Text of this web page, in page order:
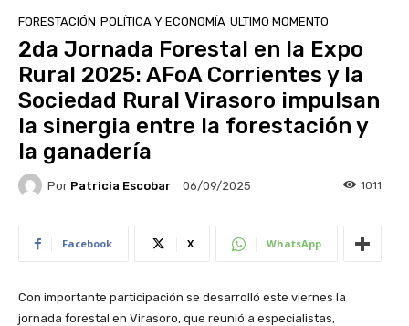
FORESTACIÓN POLÍTICA Y ECONOMÍA ULTIMO MOMENTO
2da Jornada Forestal en la Expo
Rural 2025: AFoA Corrientes y la
Sociedad Rural Virasoro impulsan
la sinergia entre la forestación y
la ganadería
Por Patricia Escobar 06/09/2025 1011
Facebook X WhatsApp
Con importante participación se desarrolló este viernes la
jornada forestal en Virasoro, que reunió a especialistas,